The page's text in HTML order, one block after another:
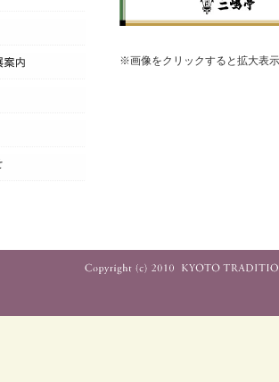
※画像をクリックすると拡大表